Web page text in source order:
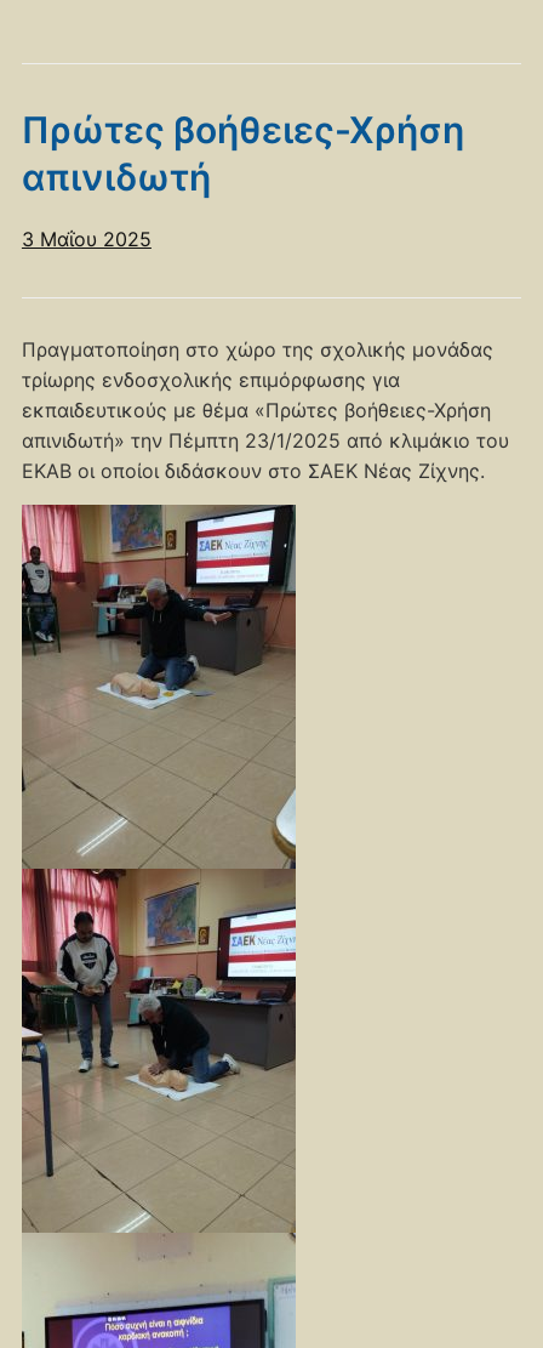
Πρώτες βοήθειες-Χρήση
απινιδωτή
3 Μαΐου 2025
Πραγματοποίηση στο χώρο της σχολικής μονάδας
τρίωρης ενδοσχολικής επιμόρφωσης για
εκπαιδευτικούς με θέμα «Πρώτες βοήθειες-Χρήση
απινιδωτή» την Πέμπτη 23/1/2025 από κλιμάκιο του
ΕΚΑΒ οι οποίοι διδάσκουν στο ΣΑΕΚ Νέας Ζίχνης.